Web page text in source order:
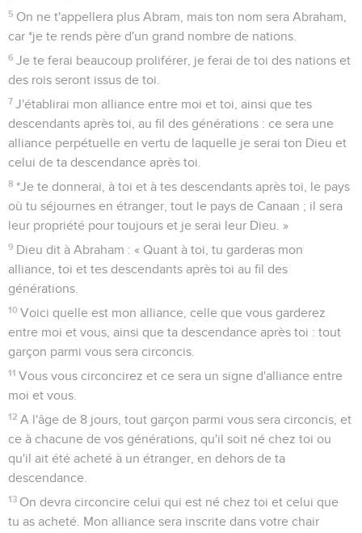
5 On ne t'appellera plus Abram, mais ton nom sera Abraham,
car *je te rends père d'un grand nombre de nations.
6 Je te ferai beaucoup proliférer, je ferai de toi des nations et
des rois seront issus de toi.
7 J'établirai mon alliance entre moi et toi, ainsi que tes
descendants après toi, au fil des générations : ce sera une
alliance perpétuelle en vertu de laquelle je serai ton Dieu et
celui de ta descendance après toi.
8 *Je te donnerai, à toi et à tes descendants après toi, le pays
où tu séjournes en étranger, tout le pays de Canaan ; il sera
leur propriété pour toujours et je serai leur Dieu. »
9 Dieu dit à Abraham : « Quant à toi, tu garderas mon
alliance, toi et tes descendants après toi au fil des
générations.
10 Voici quelle est mon alliance, celle que vous garderez
entre moi et vous, ainsi que ta descendance après toi : tout
garçon parmi vous sera circoncis.
11 Vous vous circoncirez et ce sera un signe d'alliance entre
moi et vous.
12 A l'âge de 8 jours, tout garçon parmi vous sera circoncis, et
ce à chacune de vos générations, qu'il soit né chez toi ou
qu'il ait été acheté à un étranger, en dehors de ta
descendance.
13 On devra circoncire celui qui est né chez toi et celui que
tu as acheté. Mon alliance sera inscrite dans votre chair